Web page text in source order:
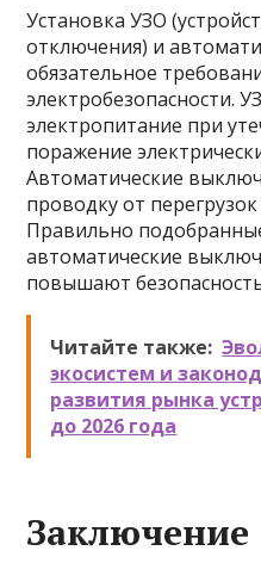
Установка УЗО
отключения) и
обязательное
электробезопасности.
электропитание при
поражение
Автоматические
проводку от
Правильно
автоматические
повышают
Читайте также:
экосистем и
развития рынка
до 2026 года
Заключение